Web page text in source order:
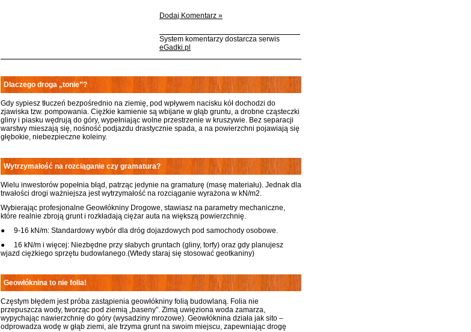
Dodaj Komentarz »
System komentarzy dostarcza serwis
eGadki.pl
Dlaczego droga „tonie”?
Gdy sypiesz tłuczeń bezpośrednio na ziemię, pod wpływem nacisku kół dochodzi do
zjawiska tzw. pompowania. Ciężkie kamienie są wbijane w głąb gruntu, a drobne cząsteczki
gliny i piasku wędrują do góry, wypełniając wolne przestrzenie w kruszywie. Bez separacji
warstwy mieszają się, nośność podjazdu drastycznie spada, a na powierzchni pojawiają się
głębokie, niebezpieczne koleiny.
Wytrzymałość na rozciąganie czy gramatura?
Wielu inwestorów popełnia błąd, patrząc jedynie na gramaturę (masę materiału). Jednak dla
trwałości drogi ważniejsza jest wytrzymałość na rozciąganie wyrażona w kN/m2.
Wybierając profesjonalne Geowłókniny Drogowe, stawiasz na parametry mechaniczne,
które realnie zbroją grunt i rozkładają ciężar auta na większą powierzchnię.
● 9-16 kN/m: Standardowy wybór dla dróg dojazdowych pod samochody osobowe.
● 16 kN/m i więcej: Niezbędne przy słabych gruntach (gliny, torfy) oraz gdy planujesz
wjazd ciężkiego sprzętu budowlanego.(Wtedy staraj się stosować geotkaniny)
Geowłóknina to nie folia!
Częstym błędem jest próba zastąpienia geowłókniny folią budowlaną. Folia nie
przepuszcza wody, tworząc pod ziemią „baseny”. Zimą uwięziona woda zamarza,
wypychając nawierzchnię do góry (wysadziny mrozowe). Geowłóknina działa jak sito –
odprowadza wodę w głąb ziemi, ale trzyma grunt na swoim miejscu, zapewniając drogę